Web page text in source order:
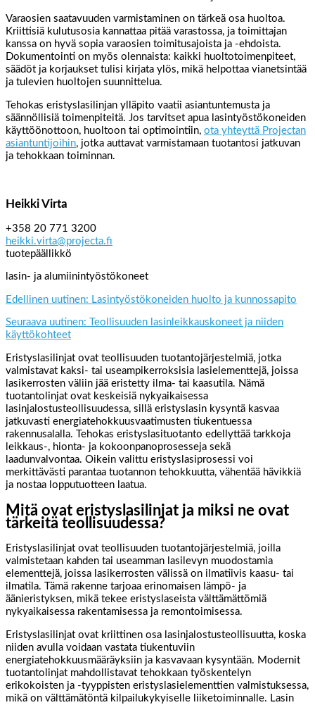
Varaosien saatavuuden varmistaminen on tärkeä osa huoltoa.
Kriittisiä kulutusosia kannattaa pitää varastossa, ja toimittajan
kanssa on hyvä sopia varaosien toimitusajoista ja -ehdoista.
Dokumentointi on myös olennaista: kaikki huoltotoimenpiteet,
säädöt ja korjaukset tulisi kirjata ylös, mikä helpottaa vianetsintää
ja tulevien huoltojen suunnittelua.
Tehokas eristyslasilinjan ylläpito vaatii asiantuntemusta ja
säännöllisiä toimenpiteitä. Jos tarvitset apua lasintyöstökoneiden
käyttöönottoon, huoltoon tai optimointiin, ota yhteyttä Projectan
asiantuntijoihin, jotka auttavat varmistamaan tuotantosi jatkuvan
ja tehokkaan toiminnan.
Heikki Virta
+358 20 771 3200
heikki.virta@projecta.fi
tuotepäällikkö
lasin- ja alumiinintyöstökoneet
Edellinen uutinen: Lasintyöstökoneiden huolto ja kunnossapito
Seuraava uutinen: Teollisuuden lasinleikkauskoneet ja niiden
käyttökohteet
Eristyslasilinjat ovat teollisuuden tuotantojärjestelmiä, jotka
valmistavat kaksi- tai useampikerroksisia lasielementtejä, joissa
lasikerrosten väliin jää eristetty ilma- tai kaasutila. Nämä
tuotantolinjat ovat keskeisiä nykyaikaisessa
lasinjalostusteollisuudessa, sillä eristyslasin kysyntä kasvaa
jatkuvasti energiatehokkuusvaatimusten tiukentuessa
rakennusalalla. Tehokas eristyslasituotanto edellyttää tarkkoja
leikkaus-, hionta- ja kokoonpanoprosesseja sekä
laadunvalvontaa. Oikein valittu eristyslasiprosessi voi
merkittävästi parantaa tuotannon tehokkuutta, vähentää hävikkiä
ja nostaa lopputuotteen laatua.
Mitä ovat eristyslasilinjat ja miksi ne ovat
tärkeitä teollisuudessa?
Eristyslasilinjat ovat teollisuuden tuotantojärjestelmiä, joilla
valmistetaan kahden tai useamman lasilevyn muodostamia
elementtejä, joissa lasikerrosten välissä on ilmatiivis kaasu- tai
ilmatila. Tämä rakenne tarjoaa erinomaisen lämpö- ja
äänieristyksen, mikä tekee eristyslaseista välttämättömiä
nykyaikaisessa rakentamisessa ja remontoimisessa.
Eristyslasilinjat ovat kriittinen osa lasinjalostusteollisuutta, koska
niiden avulla voidaan vastata tiukentuviin
energiatehokkuusmääräyksiin ja kasvavaan kysyntään. Modernit
tuotantolinjat mahdollistavat tehokkaan työskentelyn
erikokoisten ja -tyyppisten eristyslasielementtien valmistuksessa,
mikä on välttämätöntä kilpailukykyiselle liiketoiminnalle. Lasin